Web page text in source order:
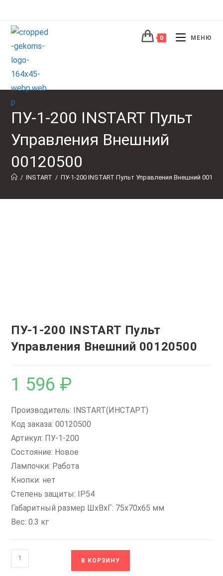
содержимому
0 МЕНЮ
ПУ-1-200 INSTART Пульт
Управления Внешний
00120500
/ INSTART / ПУ-1-200 INSTART Пульт Управления Внешний
ПУ-1-200 INSTART Пульт
Управления Внешний 00120500
1 596 ₽
Производитель: INSTART(ИНСТАРТ)
Код заказа: 00120500
Артикул: ПУ-1-200
Состояние: Новое
Лампочки: Работа
Кнопки: нет
Степень защиты: IP54
Габаритный размер ШхВхГ: 75x70x65 мм
Вес: 0.3 кг
Количество
товара
В КОРЗИНУ